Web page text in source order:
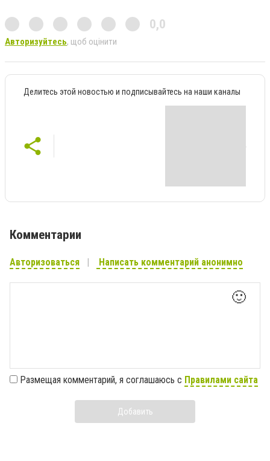
0,0
Авторизуйтесь, щоб оцінити
Делитесь этой новостью и подписывайтесь на наши каналы
Комментарии
Авторизоваться Написать комментарий анонимно
🙂
Размещая комментарий, я соглашаюсь с Правилами сайта
Добавить